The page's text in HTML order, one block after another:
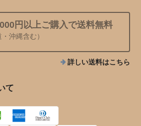
円以上ご購入で送料無料
・沖縄含む）
詳しい送料はこちら
て